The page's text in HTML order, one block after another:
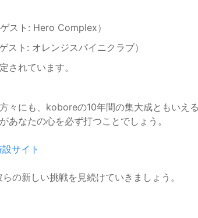
スト: Hero Complex）
スト: オレンジスパイニクラブ）
されています。
々にも、koboreの10年間の集大成ともいえ
あなたの心を必ず打つことでしょう。
サイト
の新しい挑戦を見続けていきましょう。